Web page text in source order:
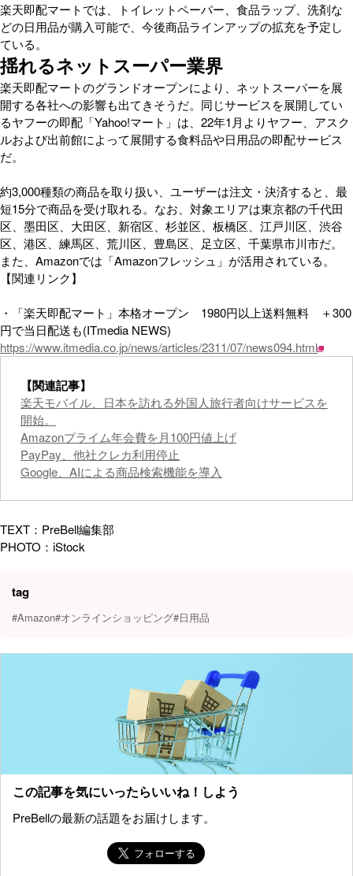
楽天即配マートでは、トイレットペーパー、食品ラップ、洗剤な
どの日用品が購入可能で、今後商品ラインアップの拡充を予定し
ている。
揺れるネットスーパー業界
楽天即配マートのグランドオープンにより、ネットスーパーを展
開する各社への影響も出てきそうだ。同じサービスを展開してい
るヤフーの即配「Yahoo!マート」は、22年1月よりヤフー、アスク
ルおよび出前館によって展開する食料品や日用品の即配サービス
だ。
約3,000種類の商品を取り扱い、ユーザーは注文・決済すると、最
短15分で商品を受け取れる。なお、対象エリアは東京都の千代田
区、墨田区、大田区、新宿区、杉並区、板橋区、江戸川区、渋谷
区、港区、練馬区、荒川区、豊島区、足立区、千葉県市川市だ。
また、Amazonでは「Amazonフレッシュ」が活用されている。
【関連リンク】
・「楽天即配マート」本格オープン 1980円以上送料無料 ＋300
円で当日配送も(ITmedia NEWS)
https://www.itmedia.co.jp/news/articles/2311/07/news094.html
【関連記事】
楽天モバイル、日本を訪れる外国人旅行者向けサービスを
開始。
Amazonプライム年会費を月100円値上げ
PayPay、他社クレカ利用停止
Google、AIによる商品検索機能を導入
TEXT：PreBell編集部
PHOTO：iStock
tag
#Amazon#オンラインショッピング#日用品
この記事を気にいったらいいね！しよう
PreBellの最新の話題をお届けします。